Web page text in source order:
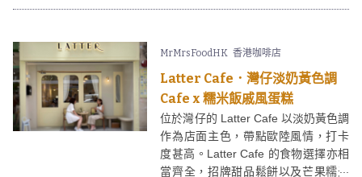
外供應輕食例如貝果、蛋糕等，當中
會不時與本地甜品店合作推出期間限
定甜品，例如近期便有由人氣網店
「月舍」製成的玫瑰紅茶戚風蛋糕！
MrMrsFoodHK 香港咖啡店
Latter Cafe．灣仔淡奶黃色調
Cafe x 糯米飯戚風蛋糕
位於灣仔的 Latter Cafe 以淡奶黃色調
作為店面主色，帶點歐陸風情，打卡
度甚高。Latter Cafe 的食物選擇亦相
當齊全，招牌甜品鬆餅以及芒果糯米